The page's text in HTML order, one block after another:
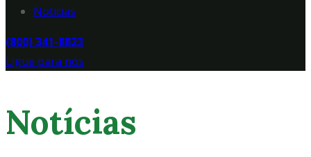
Notícias
(800) 341-8823
Ligue para nós
Notícias